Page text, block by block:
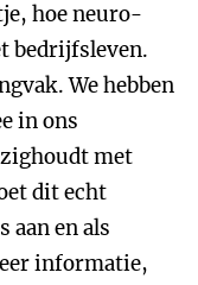
hoe neuro-
bedrijfsleven.
We hebben
in ons
met
dit echt
aan en als
informatie,